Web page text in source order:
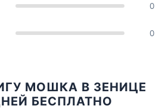
0
0
МОШКА В ЗЕНИЦЕ
БЕСПЛАТНО